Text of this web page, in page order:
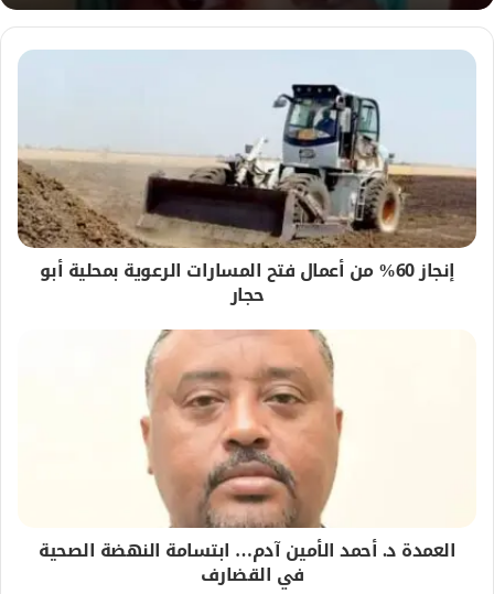
إنجاز 60% من أعمال فتح المسارات الرعوية بمحلية أبو
حجار
العمدة د. أحمد الأمين آدم… ابتسامة النهضة الصحية
في القضارف